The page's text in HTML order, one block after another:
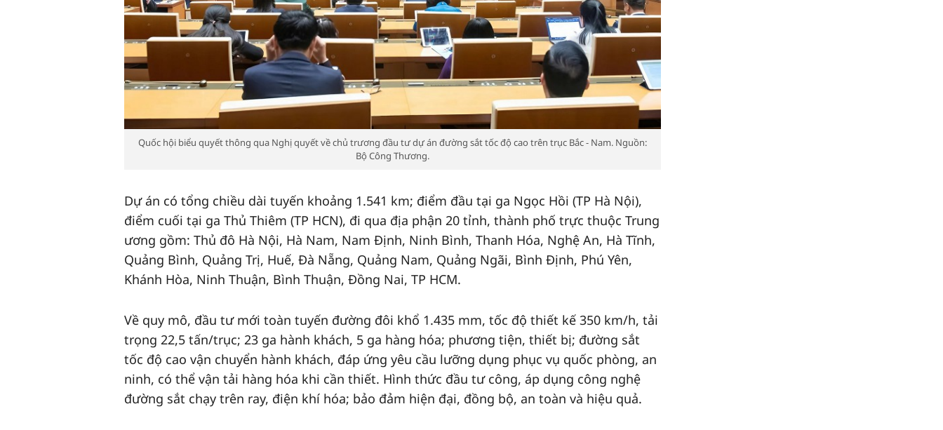
Quốc hội biểu quyết thông qua Nghị quyết về chủ trương đầu tư dự án đường sắt tốc độ cao trên trục Bắc - Nam. Nguồn:
Bộ Công Thương.
Dự án có tổng chiều dài tuyến khoảng 1.541 km; điểm đầu tại ga Ngọc Hồi (TP Hà Nội),
điểm cuối tại ga Thủ Thiêm (TP HCN), đi qua địa phận 20 tỉnh, thành phố trực thuộc Trung
ương gồm: Thủ đô Hà Nội, Hà Nam, Nam Định, Ninh Bình, Thanh Hóa, Nghệ An, Hà Tĩnh,
Quảng Bình, Quảng Trị, Huế, Đà Nẵng, Quảng Nam, Quảng Ngãi, Bình Định, Phú Yên,
Khánh Hòa, Ninh Thuận, Bình Thuận, Đồng Nai, TP HCM.
Về quy mô, đầu tư mới toàn tuyến đường đôi khổ 1.435 mm, tốc độ thiết kế 350 km/h, tải
trọng 22,5 tấn/trục; 23 ga hành khách, 5 ga hàng hóa; phương tiện, thiết bị; đường sắt
tốc độ cao vận chuyển hành khách, đáp ứng yêu cầu lưỡng dụng phục vụ quốc phòng, an
ninh, có thể vận tải hàng hóa khi cần thiết. Hình thức đầu tư công, áp dụng công nghệ
đường sắt chạy trên ray, điện khí hóa; bảo đảm hiện đại, đồng bộ, an toàn và hiệu quả.